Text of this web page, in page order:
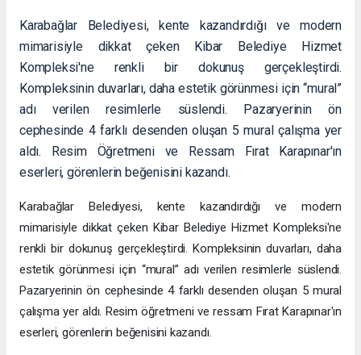
Karabağlar Belediyesi, kente kazandırdığı ve modern
mimarisiyle dikkat çeken Kibar Belediye Hizmet
Kompleksi'ne renkli bir dokunuş gerçekleştirdi.
Kompleksinin duvarları, daha estetik görünmesi için “mural”
adı verilen resimlerle süslendi. Pazaryerinin ön
cephesinde 4 farklı desenden oluşan 5 mural çalışma yer
aldı. Resim Öğretmeni ve Ressam Fırat Karapınar'ın
eserleri, görenlerin beğenisini kazandı.
Karabağlar Belediyesi, kente kazandırdığı ve modern
mimarisiyle dikkat çeken Kibar Belediye Hizmet Kompleksi'ne
renkli bir dokunuş gerçekleştirdi. Kompleksinin duvarları, daha
estetik görünmesi için “mural” adı verilen resimlerle süslendi.
Pazaryerinin ön cephesinde 4 farklı desenden oluşan 5 mural
çalışma yer aldı. Resim öğretmeni ve ressam Fırat Karapınar'ın
eserleri, görenlerin beğenisini kazandı.